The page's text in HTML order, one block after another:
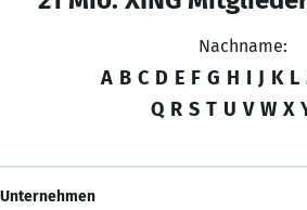
Nachname:
A B C D E F G H I J K L
Q R S T U V W X
Unternehmen